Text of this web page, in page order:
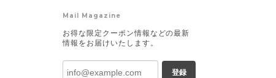
Mail Magazine
お得な限定クーポン情報などの最新
情報をお届けいたします。
登録